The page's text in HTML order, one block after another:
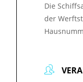
Die
der